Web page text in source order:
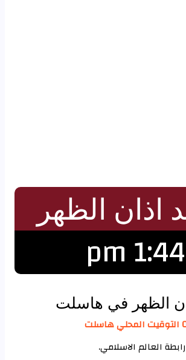
اذان الظهر
1:44 pm
الظهر في هاسلت
رابطة العالم الاسلامي.